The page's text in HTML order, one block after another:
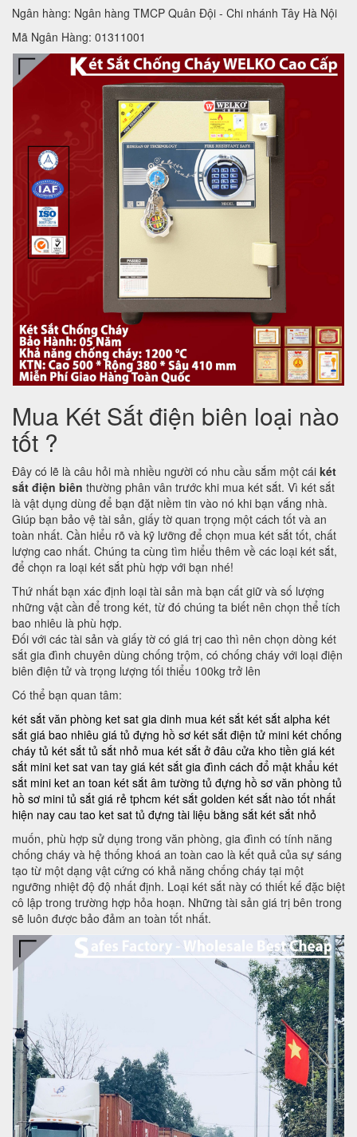
Ngân hàng: Ngân hàng TMCP Quân Đội - Chi nhánh Tây Hà Nội
Mã Ngân Hàng: 01311001
Mua Két Sắt điện biên loại nào
tốt ?
Đây có lẽ là câu hỏi mà nhiều người có nhu cầu sắm một cái két
sắt điện biên thường phân vân trước khi mua két sắt. Vì két sắt
là vật dụng dùng để bạn đặt niềm tin vào nó khi bạn vắng nhà.
Giúp bạn bảo vệ tài sản, giấy tờ quan trọng một cách tốt và an
toàn nhất. Cần hiểu rõ và kỹ lưỡng để chọn mua két sắt tốt, chất
lượng cao nhất. Chúng ta cùng tìm hiểu thêm về các loại két sắt,
để chọn ra loại két sắt phù hợp với bạn nhé!
Thứ nhất bạn xác định loại tài sản mà bạn cất giữ và số lượng
những vật cần để trong két, từ đó chúng ta biết nên chọn thể tích
bao nhiêu là phù hợp.
Đối với các tài sản và giấy tờ có giá trị cao thì nên chọn dòng két
sắt gia đình chuyên dùng chống trộm, có chống cháy với loại điện
biên điện tử và trọng lượng tối thiểu 100kg trở lên
Có thể bạn quan tâm:
két sắt văn phòng ket sat gia dinh mua két sắt két sắt alpha két
sắt giá bao nhiêu giá tủ đựng hồ sơ két sắt điện tử mini két chống
cháy tủ két sắt tủ sắt nhỏ mua két sắt ở đâu cửa kho tiền giá két
sắt mini ket sat van tay giá két sắt gia đình cách đổ mật khẩu két
sắt mini ket an toan két sắt âm tường tủ đựng hồ sơ văn phòng tủ
hồ sơ mini tủ sắt giá rẻ tphcm két sắt golden két sắt nào tốt nhất
hiện nay cau tao ket sat tủ đựng tài liệu bằng sắt két sắt nhỏ
muốn, phù hợp sử dụng trong văn phòng, gia đình có tính năng
chống cháy và hệ thống khoá an toàn cao là kết quả của sự sáng
tạo từ một dạng vật cứng có khả năng chống cháy tại một
ngưỡng nhiệt độ độ nhất định. Loại két sắt này có thiết kế đặc biệt
cô lập trong trường hợp hỏa hoạn. Những tài sản giá trị bên trong
sẽ luôn được bảo đảm an toàn tốt nhất.